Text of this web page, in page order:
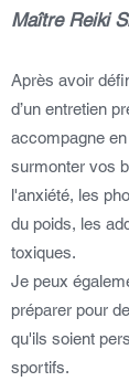
Maître Reiki
Après avoir
d’un entretien
accompagne
surmonter vos
l'anxiété, les
du poids, les
toxiques.
Je peux
préparer pour
qu'ils soient
sportifs.